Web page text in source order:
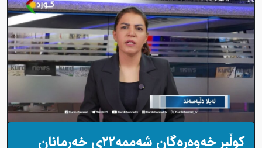
کوڵبڕ خەوەرەگان شەممە٢٢ی خەرمانان